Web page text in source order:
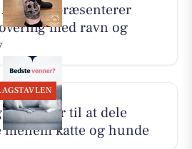
præsenterer
med ravn og
opfordrer til at dele
katte og hunde